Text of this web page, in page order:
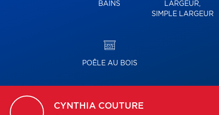
BAINS
LARGEUR,
SIMPLE LARGEUR
POÊLE AU BOIS
CYNTHIA COUTURE